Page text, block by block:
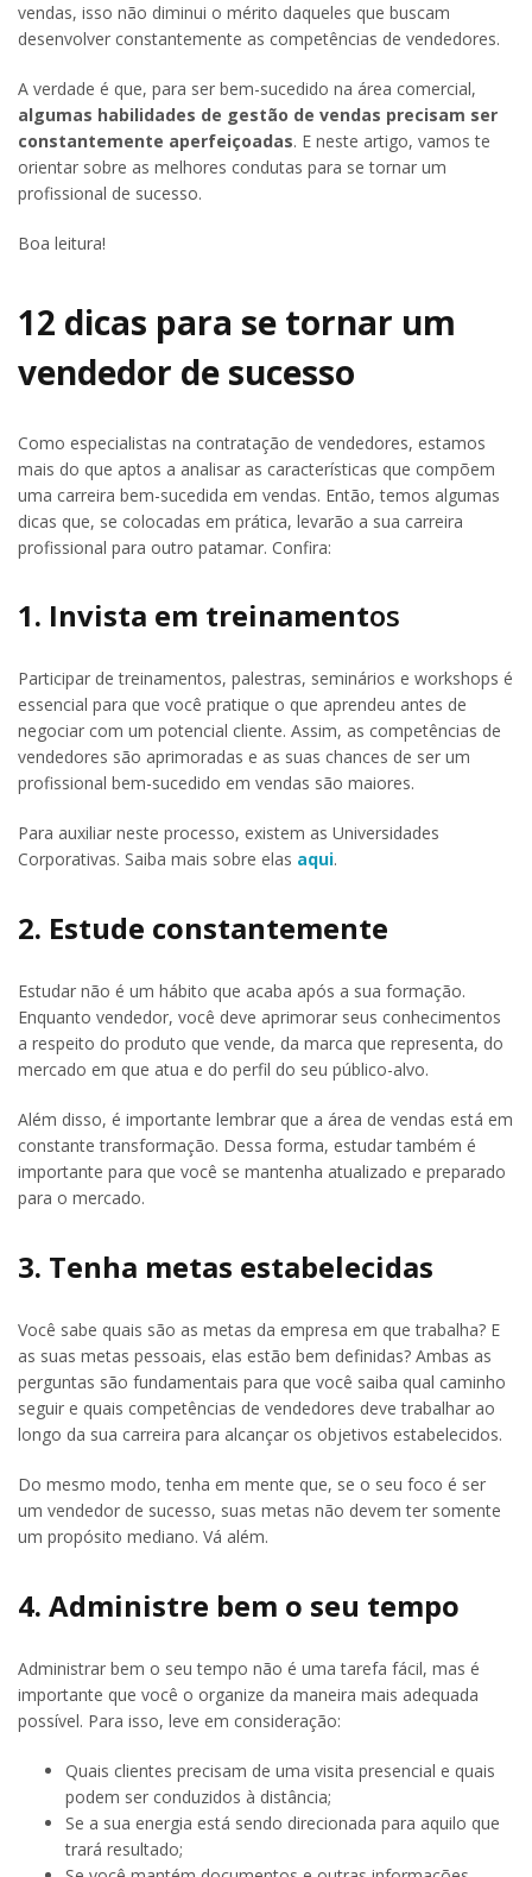
vendas, isso não diminui o mérito daqueles que buscam
desenvolver constantemente as competências de vendedores.
A verdade é que, para ser bem-sucedido na área comercial,
algumas habilidades de gestão de vendas precisam ser
constantemente aperfeiçoadas. E neste artigo, vamos te
orientar sobre as melhores condutas para se tornar um
profissional de sucesso.
Boa leitura!
12 dicas para se tornar um
vendedor de sucesso
Como especialistas na contratação de vendedores, estamos
mais do que aptos a analisar as características que compõem
uma carreira bem-sucedida em vendas. Então, temos algumas
dicas que, se colocadas em prática, levarão a sua carreira
profissional para outro patamar. Confira:
1. Invista em treinamentos
Participar de treinamentos, palestras, seminários e workshops é
essencial para que você pratique o que aprendeu antes de
negociar com um potencial cliente. Assim, as competências de
vendedores são aprimoradas e as suas chances de ser um
profissional bem-sucedido em vendas são maiores.
Para auxiliar neste processo, existem as Universidades
Corporativas. Saiba mais sobre elas aqui.
2. Estude constantemente
Estudar não é um hábito que acaba após a sua formação.
Enquanto vendedor, você deve aprimorar seus conhecimentos
a respeito do produto que vende, da marca que representa, do
mercado em que atua e do perfil do seu público-alvo.
Além disso, é importante lembrar que a área de vendas está em
constante transformação. Dessa forma, estudar também é
importante para que você se mantenha atualizado e preparado
para o mercado.
3. Tenha metas estabelecidas
Você sabe quais são as metas da empresa em que trabalha? E
as suas metas pessoais, elas estão bem definidas? Ambas as
perguntas são fundamentais para que você saiba qual caminho
seguir e quais competências de vendedores deve trabalhar ao
longo da sua carreira para alcançar os objetivos estabelecidos.
Do mesmo modo, tenha em mente que, se o seu foco é ser
um vendedor de sucesso, suas metas não devem ter somente
um propósito mediano. Vá além.
4. Administre bem o seu tempo
Administrar bem o seu tempo não é uma tarefa fácil, mas é
importante que você o organize da maneira mais adequada
possível. Para isso, leve em consideração:
Quais clientes precisam de uma visita presencial e quais
podem ser conduzidos à distância;
Se a sua energia está sendo direcionada para aquilo que
trará resultado;